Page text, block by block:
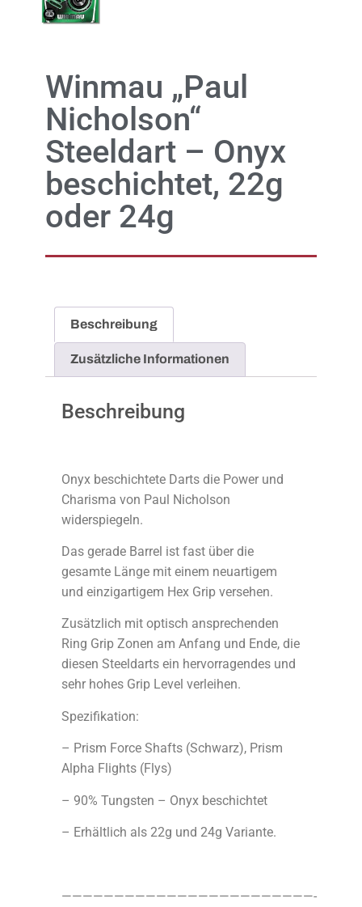
Winmau „Paul
Nicholson“
Steeldart – Onyx
beschichtet, 22g
oder 24g
Beschreibung
Zusätzliche Informationen
Beschreibung
Onyx beschichtete Darts die Power und
Charisma von Paul Nicholson
widerspiegeln.
Das gerade Barrel ist fast über die
gesamte Länge mit einem neuartigem
und einzigartigem Hex Grip versehen.
Zusätzlich mit optisch ansprechenden
Ring Grip Zonen am Anfang und Ende, die
diesen Steeldarts ein hervorragendes und
sehr hohes Grip Level verleihen.
Spezifikation:
– Prism Force Shafts (Schwarz), Prism
Alpha Flights (Flys)
– 90% Tungsten – Onyx beschichtet
– Erhältlich als 22g und 24g Variante.
————————————————————————-